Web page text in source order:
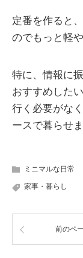
定番を作ると
のでもっと軽
特に、情報に
おすすめした
行く必要がな
ースで暮らせま
ミニマルな日常
家事・暮らし
前のペ